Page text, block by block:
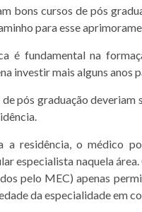
bons cursos de pós
para esse
é fundamental na
investir mais alguns anos
pós graduação deveriam
a residência, o médico
especialista naquela
pelo MEC) apenas
da especialidade em